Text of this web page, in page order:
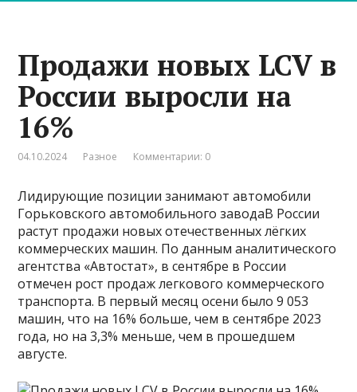
Продажи новых LCV в
России выросли на
16%
04.10.2024 Разное Комментарии: 0
Лидирующие позиции занимают автомобили
Горьковского автомобильного заводаВ России
растут продажи новых отечественных лёгких
коммерческих машин. По данным аналитического
агентства «Автостат», в сентябре в России
отмечен рост продаж легкового коммерческого
транспорта. В первый месяц осени было 9 053
машин, что на 16% больше, чем в сентябре 2023
года, но на 3,3% меньше, чем в прошедшем
августе.